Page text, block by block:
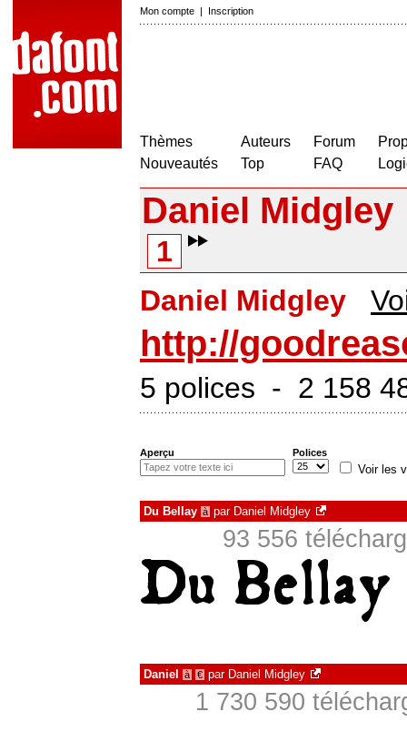
Mon compte | Inscription
Thèmes
Nouveautés
Auteurs
Top
Forum
FAQ
Daniel Midgley
1
Daniel Midgley
http://
5 polices - 2 158
Aperçu Polices
Voir les
Du Bellay à par Daniel Midgley
93 556
Daniel à € par Daniel Midgley
1 730 590